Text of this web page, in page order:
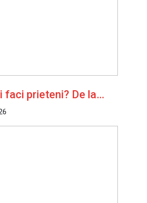
faci prieteni? De la…